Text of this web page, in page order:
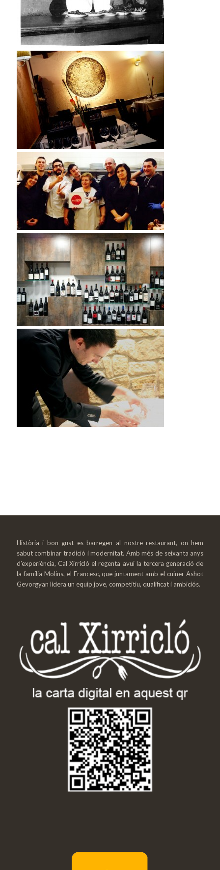
Història i bon gust es barregen al nostre restaurant, on hem
sabut combinar tradició i modernitat. Amb més de seixanta anys
d’experiència, Cal Xirricló el regenta avui la tercera generació de
la família Molins, el Francesc, que juntament amb el cuiner Ashot
Gevorgyan lidera un equip jove, competitiu, qualificat i ambiciós.